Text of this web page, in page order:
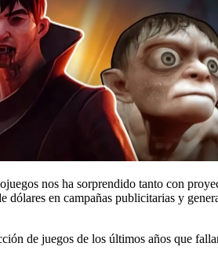
nos ha sorprendido tanto con
dólares en campañas publicitarias y
de juegos de los últimos años que